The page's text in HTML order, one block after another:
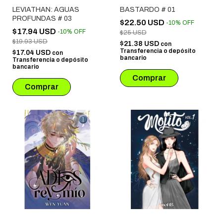
LEVIATHAN: AGUAS
PROFUNDAS # 03
$17.94 USD -10% OFF
$19.93 USD
$17.04 USD con
Transferencia o depósito
bancario
BASTARDO # 01
$22.50 USD -10% OFF
$25 USD
$21.38 USD con
Transferencia o depósito
bancario